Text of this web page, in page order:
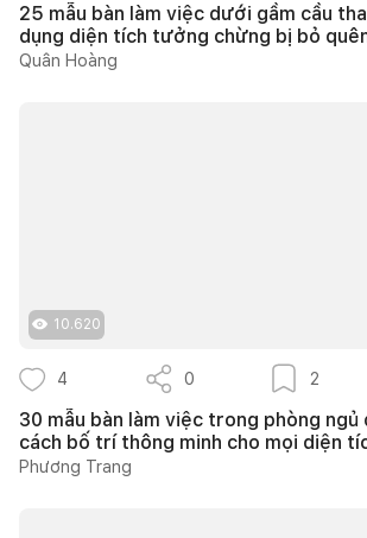
25 mẫu bàn làm việc dưới gầm cầu
dụng diện tích tưởng chừng bị bỏ
Quân Hoàng
10.620
4 0 2
30 mẫu bàn làm việc trong phòng ngủ
cách bố trí thông minh cho mọi diện
Phương Trang